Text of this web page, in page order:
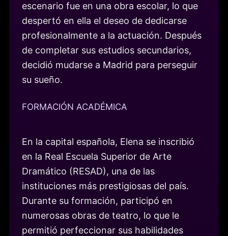
escenario fue en una obra escolar, lo que
despertó en ella el deseo de dedicarse
profesionalmente a la actuación. Después
de completar sus estudios secundarios,
decidió mudarse a Madrid para perseguir
su sueño.
FORMACIÓN ACADÉMICA
En la capital española, Elena se inscribió
en la Real Escuela Superior de Arte
Dramático (RESAD), una de las
instituciones más prestigiosas del país.
Durante su formación, participó en
numerosas obras de teatro, lo que le
permitió perfeccionar sus habilidades